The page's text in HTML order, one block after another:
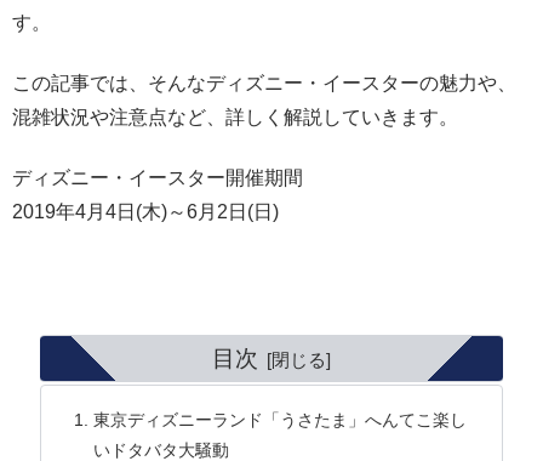
す。
この記事では、そんなディズニー・イースターの魅力や、
混雑状況や注意点など、詳しく解説していきます。
ディズニー・イースター開催期間
2019年4月4日(木)～6月2日(日)
目次
東京ディズニーランド「うさたま」へんてこ楽し
いドタバタ大騒動